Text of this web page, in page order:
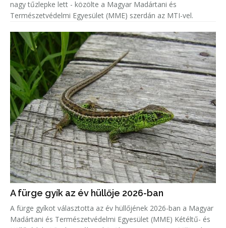
nagy tűzlepke lett - közölte a Magyar Madártani és
Természetvédelmi Egyesület (MME) szerdán az MTI-vel.
A fürge gyík az év hüllője 2026-ban
A fürge gyíkot választotta az év hüllőjének 2026-ban a Magyar
Madártani és Természetvédelmi Egyesület (MME) Kétéltű- és